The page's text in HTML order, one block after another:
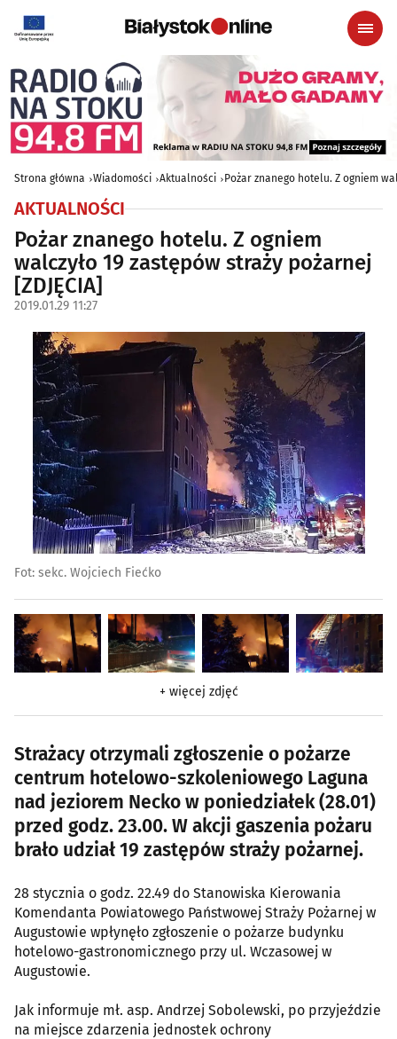
Strona główna Wiadomości Aktualności Pożar znanego hotelu. Z ogniem
AKTUALNOŚCI
Pożar znanego hotelu. Z ogniem
walczyło 19 zastępów straży pożarnej
[ZDJĘCIA]
2019.01.29 11:27
Fot: sekc. Wojciech Fiećko
+ więcej zdjęć
Strażacy otrzymali zgłoszenie o pożarze
centrum hotelowo-szkoleniowego Laguna
nad jeziorem Necko w poniedziałek (28.01)
przed godz. 23.00. W akcji gaszenia pożaru
brało udział 19 zastępów straży pożarnej.
28 stycznia o godz. 22.49 do Stanowiska Kierowania
Komendanta Powiatowego Państwowej Straży Pożarnej w
Augustowie wpłynęło zgłoszenie o pożarze budynku
hotelowo-gastronomicznego przy ul. Wczasowej w
Augustowie.
Jak informuje mł. asp. Andrzej Sobolewski, po przyjeździe
na miejsce zdarzenia jednostek ochrony